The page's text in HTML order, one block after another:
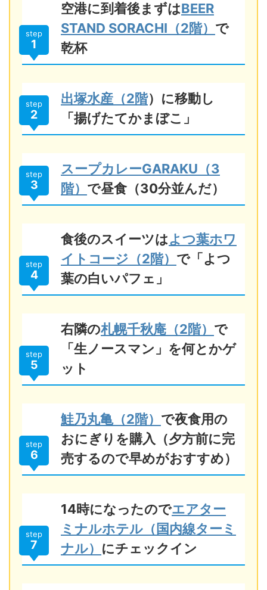
step
1
空港に到着後まずはBEER
STAND SORACHI（2階） で
乾杯
step
2
出塚水産（2階）に移動し
「揚げたてかまぼこ」
step
3
スープカレーGARAKU（3
階） で昼食（30分並んだ）
step
4
食後のスイーツはよつ葉ホワ
イトコージ（2階） で「よつ
葉の白いパフェ」
step
5
右隣の札幌千秋庵（2階） で
「生ノースマン」を何とかゲ
ット
step
6
鮭乃丸亀（2階） で夜食用の
おにぎりを購入（夕方前に完
売するので早めがおすすめ）
step
7
14時になったのでエアター
ミナルホテル（国内線ターミ
ナル） にチェックイン